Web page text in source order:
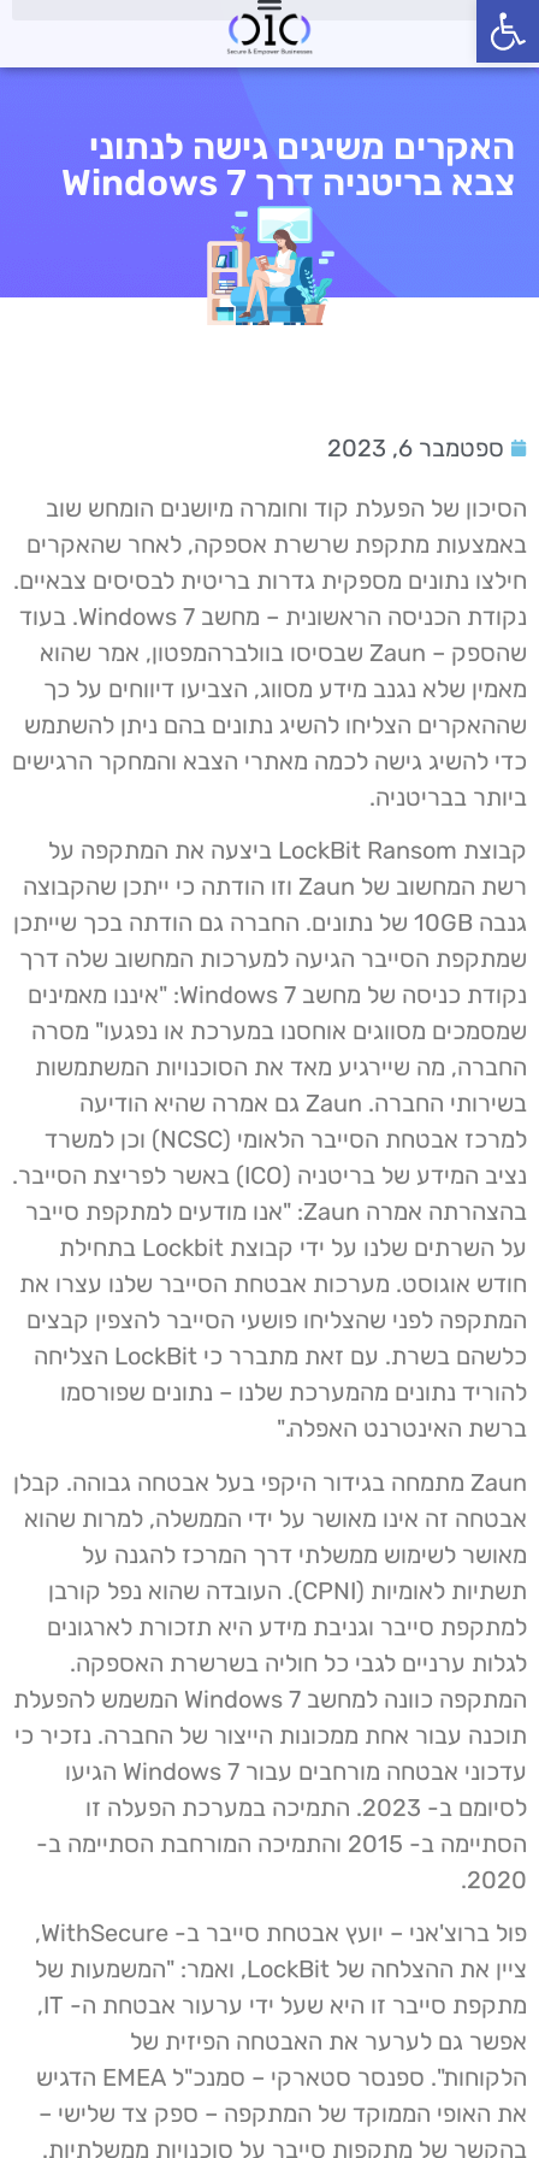
פתח סרגל נגישות
האקרים משיגים גישה לנתוני
צבא בריטניה דרך Windows 7
ספטמבר 6, 2023
הסיכון של הפעלת קוד וחומרה מיושנים הומחש שוב
באמצעות מתקפת שרשרת אספקה, לאחר שהאקרים
חילצו נתונים מספקית גדרות בריטית לבסיסים צבאיים.
נקודת הכניסה הראשונית – מחשב Windows 7. בעוד
שהספק – Zaun שבסיסו בוולברהמפטון, אמר שהוא
מאמין שלא נגנב מידע מסווג, הצביעו דיווחים על כך
שההאקרים הצליחו להשיג נתונים בהם ניתן להשתמש
כדי להשיג גישה לכמה מאתרי הצבא והמחקר הרגישים
ביותר בבריטניה.
קבוצת LockBit Ransom ביצעה את המתקפה על
רשת המחשוב של Zaun וזו הודתה כי ייתכן שהקבוצה
גנבה 10GB של נתונים. החברה גם הודתה בכך שייתכן
שמתקפת הסייבר הגיעה למערכות המחשוב שלה דרך
נקודת כניסה של מחשב Windows 7: "איננו מאמינים
שמסמכים מסווגים אוחסנו במערכת או נפגעו" מסרה
החברה, מה שיירגיע מאד את הסוכנויות המשתמשות
בשירותי החברה. Zaun גם אמרה שהיא הודיעה
למרכז אבטחת הסייבר הלאומי (NCSC) וכן למשרד
נציב המידע של בריטניה (ICO) באשר לפריצת הסייבר.
בהצהרתה אמרה Zaun: "אנו מודעים למתקפת סייבר
על השרתים שלנו על ידי קבוצת Lockbit בתחילת
חודש אוגוסט. מערכות אבטחת הסייבר שלנו עצרו את
המתקפה לפני שהצליחו פושעי הסייבר להצפין קבצים
כלשהם בשרת. עם זאת מתברר כי LockBit הצליחה
להוריד נתונים מהמערכת שלנו – נתונים שפורסמו
ברשת האינטרנט האפלה."
Zaun מתמחה בגידור היקפי בעל אבטחה גבוהה. קבלן
אבטחה זה אינו מאושר על ידי הממשלה, למרות שהוא
מאושר לשימוש ממשלתי דרך המרכז להגנה על
תשתיות לאומיות (CPNI). העובדה שהוא נפל קורבן
למתקפת סייבר וגניבת מידע היא תזכורת לארגונים
לגלות ערניים לגבי כל חוליה בשרשרת האספקה.
המתקפה כוונה למחשב Windows 7 המשמש להפעלת
תוכנה עבור אחת ממכונות הייצור של החברה. נזכיר כי
עדכוני אבטחה מורחבים עבור Windows 7 הגיעו
לסיומם ב- 2023. התמיכה במערכת הפעלה זו
הסתיימה ב- 2015 והתמיכה המורחבת הסתיימה ב-
2020.
פול ברוצ'אני – יועץ אבטחת סייבר ב- WithSecure,
ציין את ההצלחה של LockBit, ואמר: "המשמעות של
מתקפת סייבר זו היא שעל ידי ערעור אבטחת ה- IT,
אפשר גם לערער את האבטחה הפיזית של
הלקוחות". ספנסר סטארקי – סמנכ"ל EMEA הדגיש
את האופי הממוקד של המתקפה – ספק צד שלישי –
בהקשר של מתקפות סייבר על סוכנויות ממשלתיות.